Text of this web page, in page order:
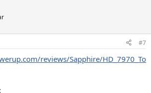
#7
reviews/Sapphire/HD_7970_To